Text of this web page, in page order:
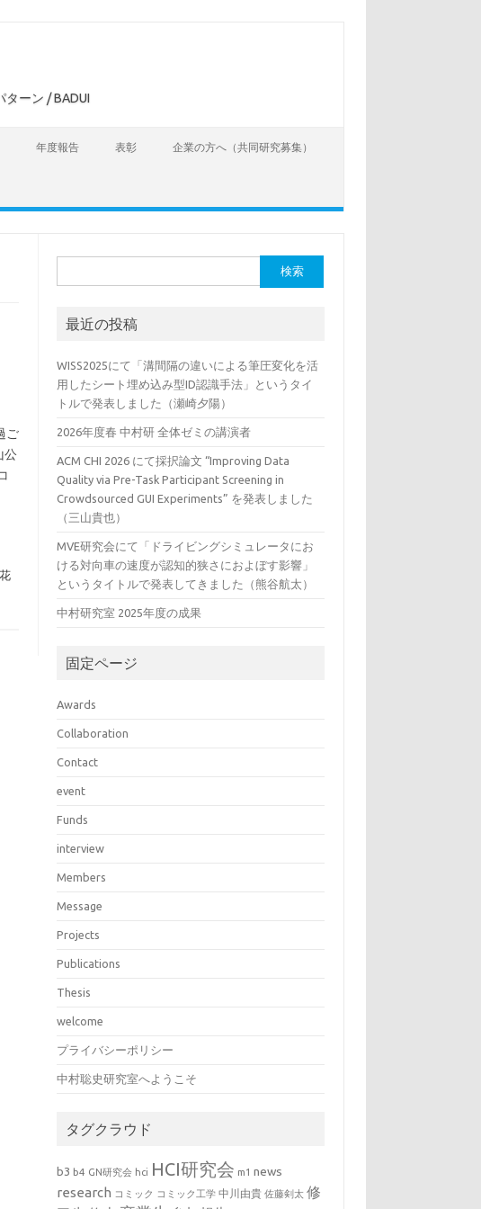
ターン / BADUI
年度報告 表彰 企業の方へ（共同研究募集）
ご
公
索:
最近の投稿
WISS2025にて「溝間隔の違いによる筆圧変化を活
用したシート埋め込み型ID認識手法」というタイ
トルで発表しました（瀬崎夕陽）
2026年度春 中村研 全体ゼミの講演者
ACM CHI 2026 にて採択論文 “Improving Data
Quality via Pre-Task Participant Screening in
Crowdsourced GUI Experiments” を発表しました
（三山貴也）
MVE研究会にて「ドライビングシミュレータにお
ける対向車の速度が認知的狭さにおよぼす影響」
というタイトルで発表してきました（熊谷航太）
中村研究室 2025年度の成果
固定ページ
Awards
Collaboration
Contact
event
Funds
interview
Members
Message
Projects
Publications
Thesis
welcome
プライバシーポリシー
中村聡史研究室へようこそ
タグクラウド
b3 b4 GN研究会 hci HCI研究会 m1 news
research コミック コミック工学 中川由貴 佐藤剣太 修